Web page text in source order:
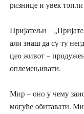
ризнице и увек топли
Пријатељи –
али знаш да су ту
цео живот –
оплемењивати.
Мир – оно у чему
могуће обитавати.